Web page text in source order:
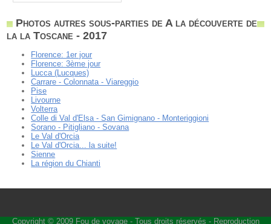
Photos autres sous-parties de A la découverte de
la la Toscane - 2017
Florence: 1er jour
Florence: 3ème jour
Lucca (Lucques)
Carrare - Colonnata - Viareggio
Pise
Livourne
Volterra
Colle di Val d'Elsa - San Gimignano - Monteriggioni
Sorano - Pitigliano - Sovana
Le Val d'Orcia
Le Val d'Orcia... la suite!
Sienne
La région du Chianti
Copyright © 2009 Fou de voyage- Tous droits réservés - Reproduction